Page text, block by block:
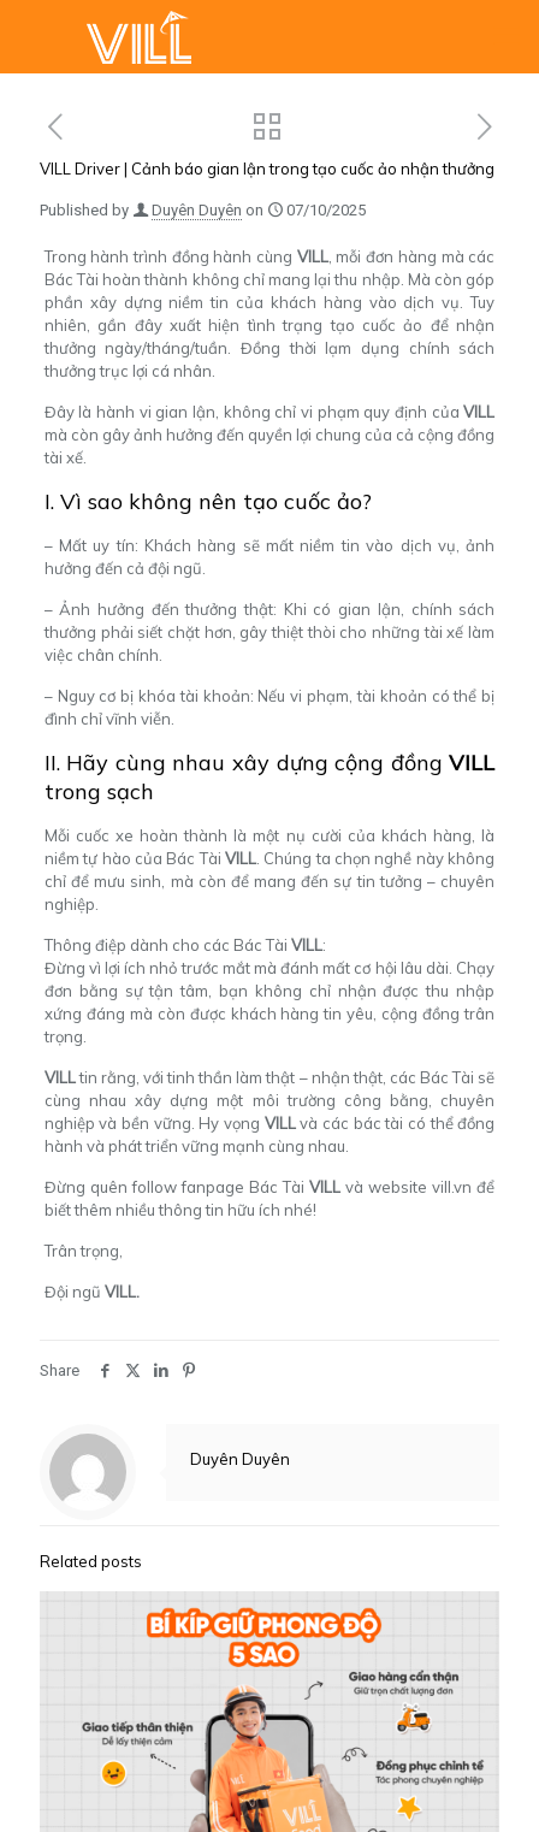
VILL Driver | Cảnh báo gian lận trong tạo cuốc ảo nhận thưởng
Published by Duyên Duyên on 07/10/2025
Trong hành trình đồng hành cùng VILL, mỗi đơn hàng mà các
Bác Tài hoàn thành không chỉ mang lại thu nhập. Mà còn góp
phần xây dựng niềm tin của khách hàng vào dịch vụ. Tuy
nhiên, gần đây xuất hiện tình trạng tạo cuốc ảo để nhận
thưởng ngày/tháng/tuần. Đồng thời lạm dụng chính sách
thưởng trục lợi cá nhân.
Đây là hành vi gian lận, không chỉ vi phạm quy định củaVILL
mà còn gây ảnh hưởng đến quyền lợi chung của cả cộng đồng
tài xế.
I. Vì sao không nên tạo cuốc ảo?
– Mất uy tín: Khách hàng sẽ mất niềm tin vào dịch vụ, ảnh
hưởng đến cả đội ngũ.
– Ảnh hưởng đến thưởng thật: Khi có gian lận, chính sách
thưởng phải siết chặt hơn, gây thiệt thòi cho những tài xế làm
việc chân chính.
– Nguy cơ bị khóa tài khoản: Nếu vi phạm, tài khoản có thể bị
đình chỉ vĩnh viễn.
II. Hãy cùng nhau xây dựng cộng đồngVILL
trong sạch
Mỗi cuốc xe hoàn thành là một nụ cười của khách hàng, là
niềm tự hào của Bác Tài VILL . Chúng ta chọn nghề này không
chỉ để mưu sinh, mà còn để mang đến sự tin tưởng – chuyên
nghiệp.
Thông điệp dành cho các Bác Tài VILL:
Đừng vì lợi ích nhỏ trước mắt mà đánh mất cơ hội lâu dài. Chạy
đơn bằng sự tận tâm, bạn không chỉ nhận được thu nhập
xứng đáng mà còn được khách hàng tin yêu, cộng đồng trân
trọng.
VILLtin rằng, với tinh thần làm thật – nhận thật, các Bác Tài sẽ
cùng nhau xây dựng một môi trường công bằng, chuyên
nghiệp và bền vững. Hy vọng VILLvà các bác tài có thể đồng
hành và phát triển vững mạnh cùng nhau.
Đừng quên follow fanpage Bác TàiVILL và websitevill.vn để
biết thêm nhiều thông tin hữu ích nhé!
Trân trọng,
Đội ngũ VILL.
Share
Duyên Duyên
Related posts